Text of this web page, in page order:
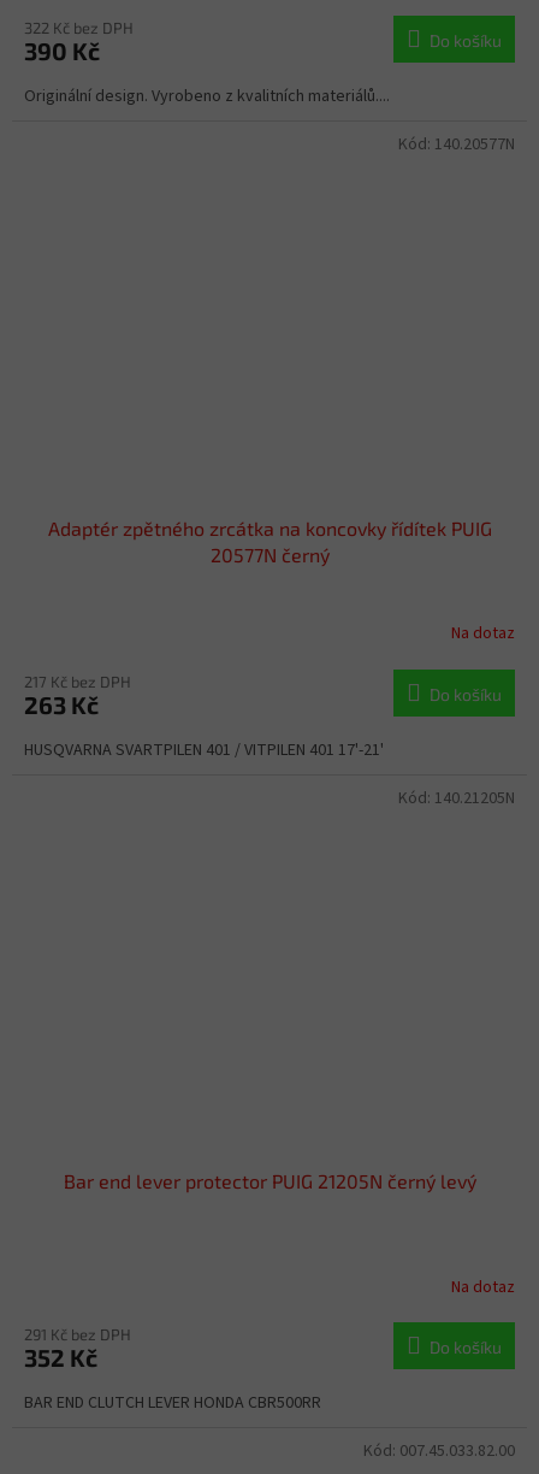
322 Kč bez DPH
390 Kč Do košíku
Originální design. Vyrobeno z kvalitních materiálů....
Adaptér zpětného zrcátka na koncovky řídítek PUIG
20577N černý
Na dotaz
217 Kč bez DPH
263 Kč Do košíku
HUSQVARNA SVARTPILEN 401 / VITPILEN 401 17'-21'
Kód: 140.20577N
Bar end lever protector PUIG 21205N černý levý
Na dotaz
291 Kč bez DPH
352 Kč Do košíku
BAR END CLUTCH LEVER HONDA CBR500RR
Kód: 140.21205N
Kód: 007.45.033.82.00